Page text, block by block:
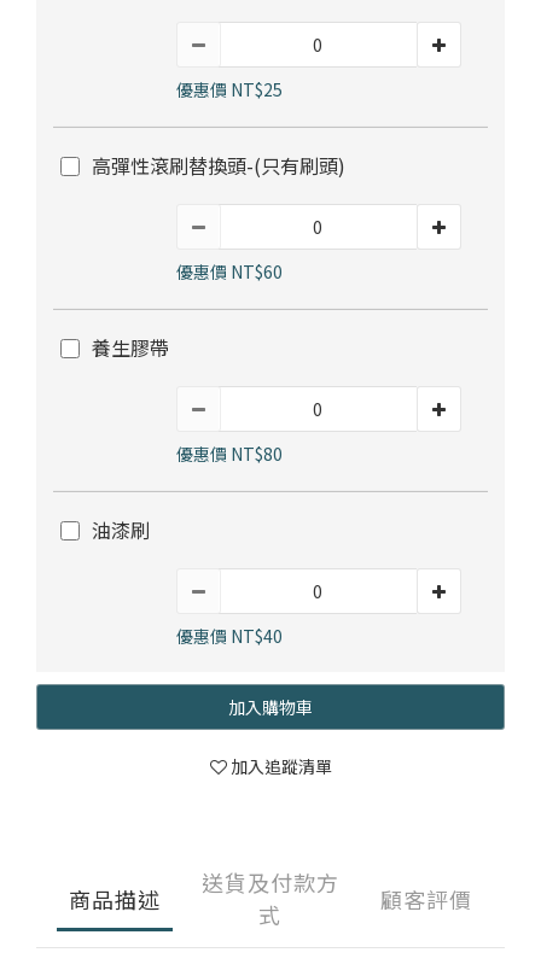
高密度隔音毯
隔音/吸音
壁紙DIY
房間油漆
浴室防止滑
優惠價 NT$25
高彈性滾刷替換頭-(只有刷頭)
優惠價 NT$60
養生膠帶
優惠價 NT$80
油漆刷
優惠價 NT$40
加入購物車
加入追蹤清單
商品描述
送貨及付款方
式
顧客評價